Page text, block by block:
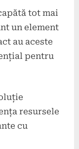
tot mai
un element
au aceste
pentru
resursele
cu